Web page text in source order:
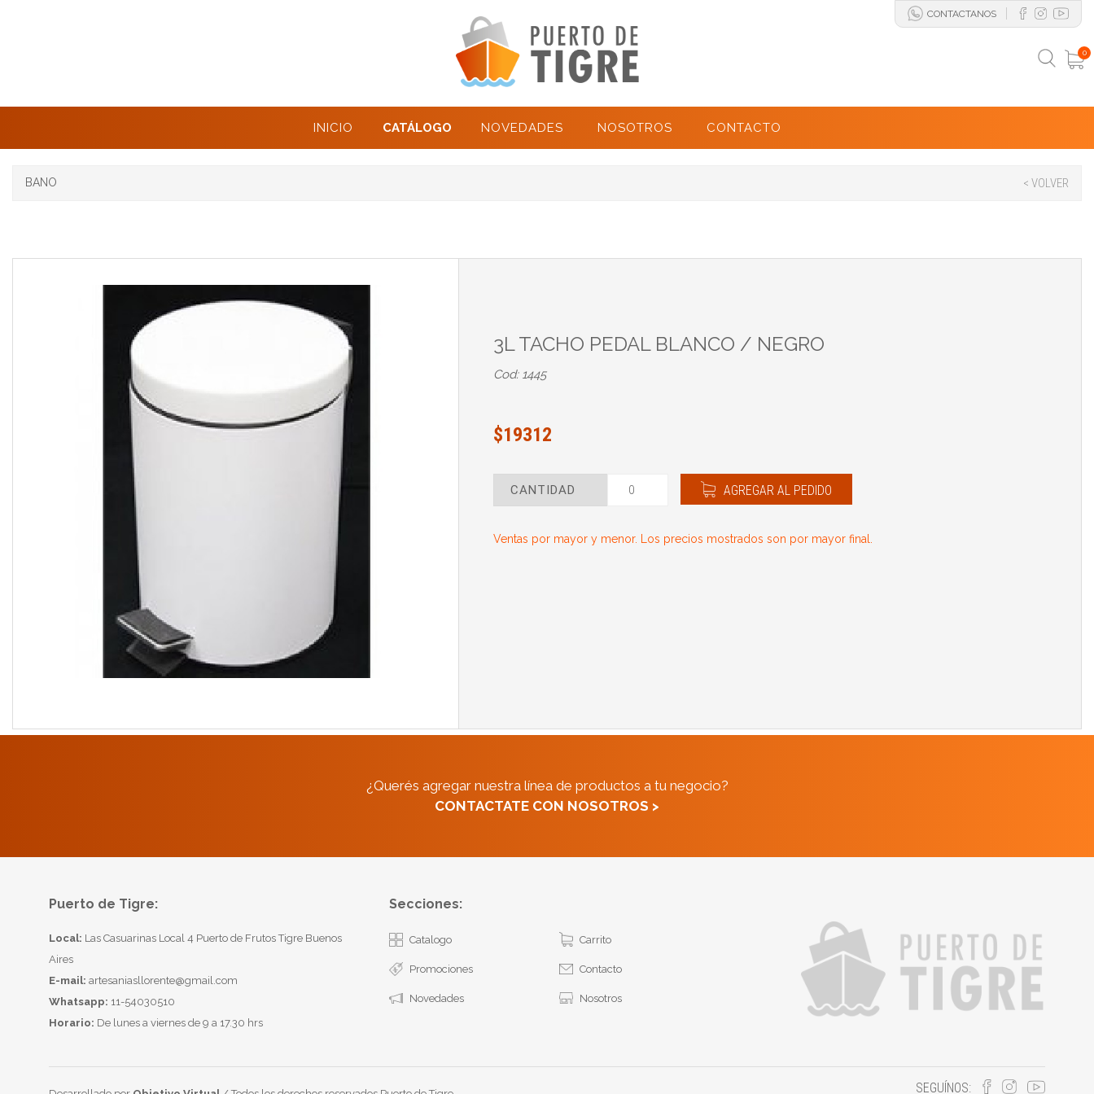
CONTACTANOS
0
INICIO CATÁLOGO NOVEDADES NOSOTROS CONTACTO
BANO < VOLVER
3L TACHO PEDAL BLANCO / NEGRO
Cod: 1445
$19312
CANTIDAD AGREGAR AL PEDIDO
Ventas por mayor y menor. Los precios mostrados son por mayor final.
¿Querés agregar nuestra línea de productos a tu negocio?
CONTACTATE CON NOSOTROS >
Puerto de Tigre:
Local: Las Casuarinas Local 4 Puerto de Frutos Tigre Buenos
Aires
E-mail: artesaniasllorente@gmail.com
Whatsapp: 11-54030510
Horario: De lunes a viernes de 9 a 17.30 hrs
Secciones:
Catalogo
Promociones
Novedades
Carrito
Contacto
Nosotros
SEGUÍNOS: